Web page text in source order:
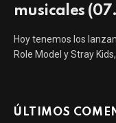
musicales
Hoy tenemos los
Role Model y Stray
ÚLTIMOS